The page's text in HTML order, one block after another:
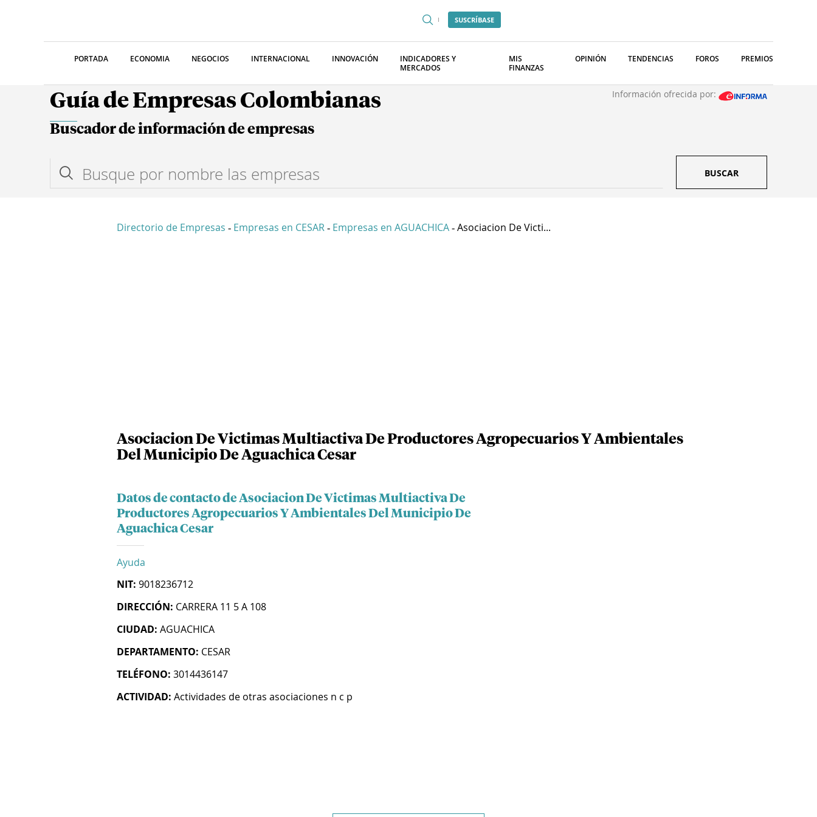
SUSCRÍBASE
PORTADA ECONOMIA NEGOCIOS INTERNACIONAL INNOVACIÓN
INDICADORES Y
MERCADOS
MIS
FINANZAS
OPINIÓN TENDENCIAS FOROS PREMIOS
Guía de Empresas Colombianas Información ofrecida por:
Buscador de información de empresas
BUSCAR
Directorio de Empresas - Empresas en CESAR - Empresas en AGUACHICA - Asociacion De Victi...
Asociacion De Victimas Multiactiva De Productores Agropecuarios Y Ambientales
Del Municipio De Aguachica Cesar
Datos de contacto de Asociacion De Victimas Multiactiva De
Productores Agropecuarios Y Ambientales Del Municipio De
Aguachica Cesar
Ayuda
NIT: 9018236712
DIRECCIÓN: CARRERA 11 5 A 108
CIUDAD: AGUACHICA
DEPARTAMENTO: CESAR
TELÉFONO: 3014436147
ACTIVIDAD: Actividades de otras asociaciones n c p